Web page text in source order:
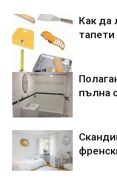
Как да
пълна